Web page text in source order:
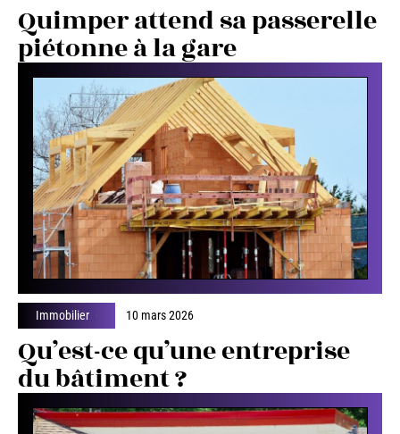
Quimper attend sa passerelle
piétonne à la gare
Immobilier 10 mars 2026
Qu’est-ce qu’une entreprise
du bâtiment ?